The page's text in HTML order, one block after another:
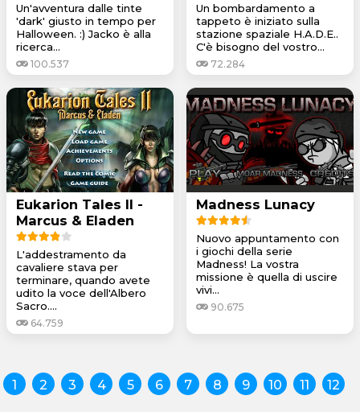
Un'avventura dalle tinte
'dark' giusto in tempo per
Halloween. :) Jacko è alla
ricerca...
100.537
Un bombardamento a
tappeto è iniziato sulla
stazione spaziale H.A.D.E..
C'è bisogno del vostro...
72.284
Eukarion Tales II -
Marcus & Eladen
L'addestramento da
cavaliere stava per
terminare, quando avete
udito la voce dell'Albero
Sacro....
64.759
Madness Lunacy
Nuovo appuntamento con
i giochi della serie
Madness! La vostra
missione è quella di uscire
vivi...
90.675
1 2 3 4 5 6 7 8 9 10 11 12